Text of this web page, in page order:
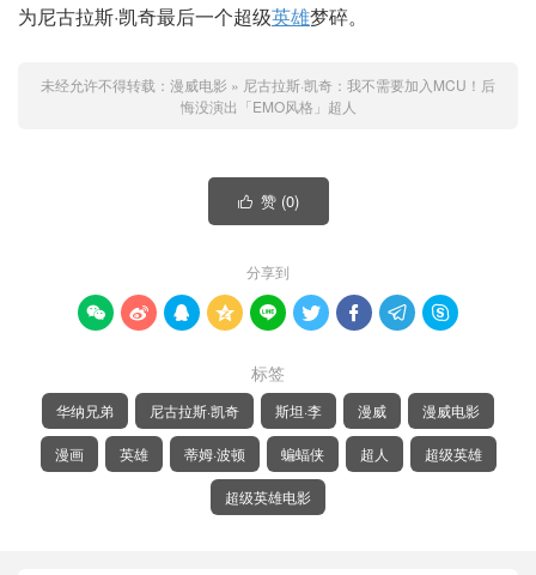
为尼古拉斯·凯奇最后一个超级英雄梦碎。
未经允许不得转载： 漫威电影 » 尼古拉斯·凯奇：我不需要加入MCU！后
悔没演出「EMO风格」超人
 赞 (0)
分享到
        
标签
华纳兄弟 尼古拉斯·凯奇 斯坦·李 漫威 漫威电影
漫画 英雄 蒂姆·波顿 蝙蝠侠 超人 超级英雄
超级英雄电影